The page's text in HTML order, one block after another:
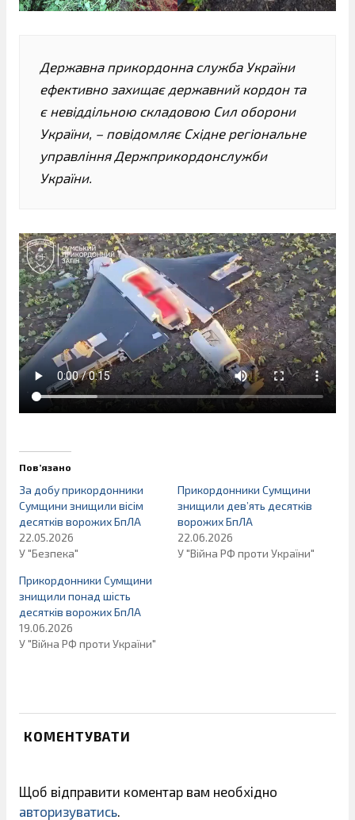
Державна прикордонна служба України
ефективно захищає державний кордон та
є невіддільною складовою Сил оборони
України, – повідомляє Східне регіональне
управління Держприкордонслужби
України.
Пов’язано
За добу прикордонники
Сумщини знищили вісім
десятків ворожих БпЛА
22.05.2026
У "Безпека"
Прикордонники Сумщини
знищили дев’ять десятків
ворожих БпЛА
22.06.2026
У "Війна РФ проти України"
Прикордонники Сумщини
знищили понад шість
десятків ворожих БпЛА
19.06.2026
У "Війна РФ проти України"
КОМЕНТУВАТИ
Щоб відправити коментар вам необхідно
авторизуватись